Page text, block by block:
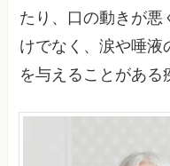
たり、口の動きが悪
けでなく、涙や唾液
を与えることがある